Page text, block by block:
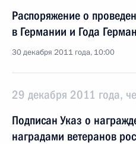
Распоряжение о
в Германии и Года
30 декабря 2011 года, 10:00
29 декабря 2011 года,
Подписан Указ о
наградами ветеранов